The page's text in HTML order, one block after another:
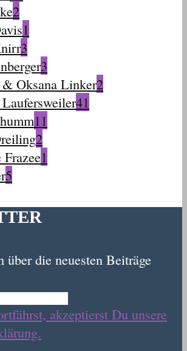
2
1
3
3
Oksana Linker2
41
11
2
1
5
über die neuesten Beiträge
akzeptierst Du unsere